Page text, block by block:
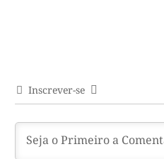
Inscrever-se